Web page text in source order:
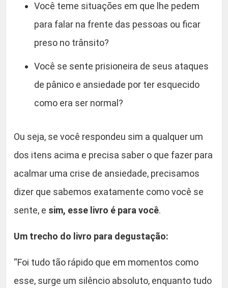
Você teme situações em que lhe pedem
para falar na frente das pessoas ou ficar
preso no trânsito?
Você se sente prisioneira de seus ataques
de pânico e ansiedade por ter esquecido
como era ser normal?
Ou seja, se você respondeu sim a qualquer um
dos itens acima e precisa saber o que fazer para
acalmar uma crise de ansiedade, precisamos
dizer que sabemos exatamente como você se
sente, e sim, esse livro é para você.
Um trecho do livro para degustação:
“Foi tudo tão rápido que em momentos como
esse, surge um silêncio absoluto, enquanto tudo